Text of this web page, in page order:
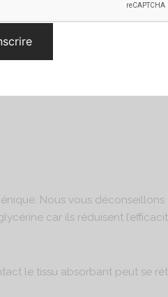
Nous vous déconseillons
car ils réduisent
le tissu absorbant peut se